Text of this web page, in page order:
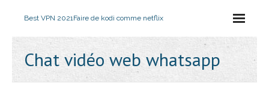
Best VPN 2021Faire de kodi comme netflix
Chat vidéo web whatsapp